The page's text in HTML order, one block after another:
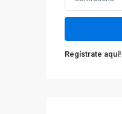
Regístrate aquí!